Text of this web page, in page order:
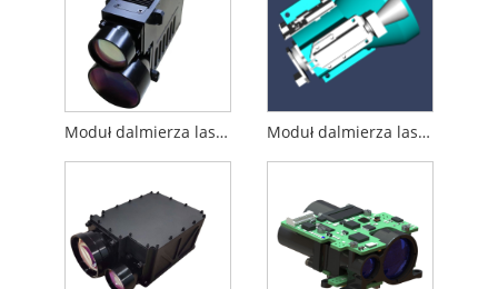
Moduł dalmierza laserowego o zasięgu 12 km Moduł dalmierza laserowego o zasięgu 20 km